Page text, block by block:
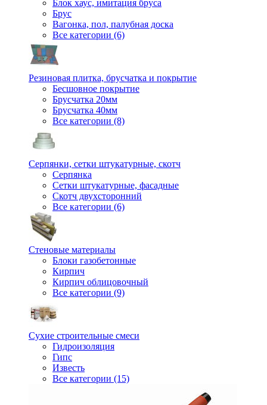
Блок хаус, имитация бруса
Брус
Вагонка, пол, палубная доска
Все категории (6)
Резиновая плитка, брусчатка и покрытие
Бесшовное покрытие
Брусчатка 20мм
Брусчатка 40мм
Все категории (8)
Серпянки, сетки штукатурные, скотч
Серпянка
Сетки штукатурные, фасадные
Скотч двухсторонний
Все категории (6)
Стеновые материалы
Блоки газобетонные
Кирпич
Кирпич облицовочный
Все категории (9)
Сухие строительные смеси
Гидроизоляция
Гипс
Известь
Все категории (15)